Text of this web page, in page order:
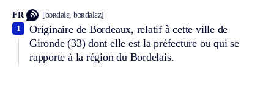
FR [bɔʀdəlɛ, bɔʀdəlɛz]
Originaire de Bordeaux, relatif à cette ville de
Gironde (33) dont elle est la préfecture ou qui se
rapporte à la région du Bordelais.
1